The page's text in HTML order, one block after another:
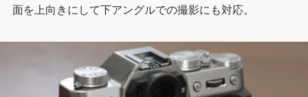
面を上向きにして下アングルでの撮影にも対応。